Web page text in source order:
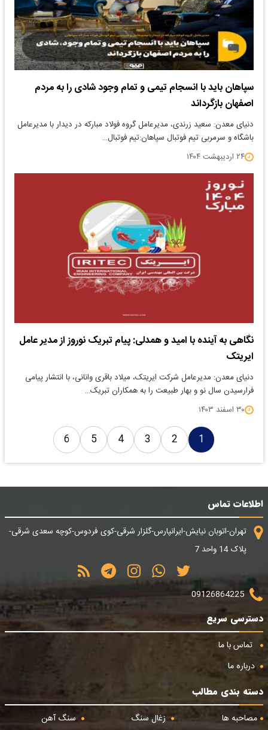
سپاهان باید با انسجام تیمی و تمام وجود شادی را به مردم
اصفهان بازگرداند
دنیای معدن: سعید زرندی، مدیرعامل گروه فولاد مبارکه در دیدار با مدیرعامل
باشگاه و سرمربی تیم فوتبال سپاهان:تیم فوتبال…
۲۴ اردیبهشت ۱۴۰۴
نگاهی به آینده با امید و همدلی: پیام تبریک نوروز از مدیر عامل
ایریتک
دنیای معدن: مدیرعامل شرکت ایریتک، میلاد باقری وانانی، با انتشار پیامی
فرارسیدن سال نو و بهار طبیعت را به همکاران تبریک…
۳۰ اسفند ۱۴۰۳
1
2
3
4
5
6
اطلاعات تماس
تهران-اتوبان نیایش-ایرانپارس-گلزار شرقی-کوی فردوس-کوچه سعدی شرقی-
پلاک 14 واحد 7
09126864225
دسترسی سریع
تماس با ما
درباره ما
دسته بندی مطالب
مصاحبه ها
زغال سنگ سنگ آهن